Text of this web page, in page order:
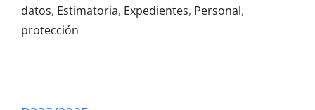
datos, Estimatoria, Expedientes, Personal,
protección